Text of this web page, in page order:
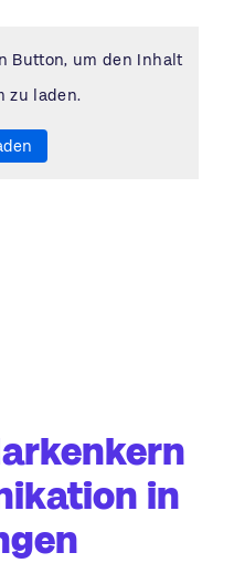
Button, um den Inhalt
zu laden.
in